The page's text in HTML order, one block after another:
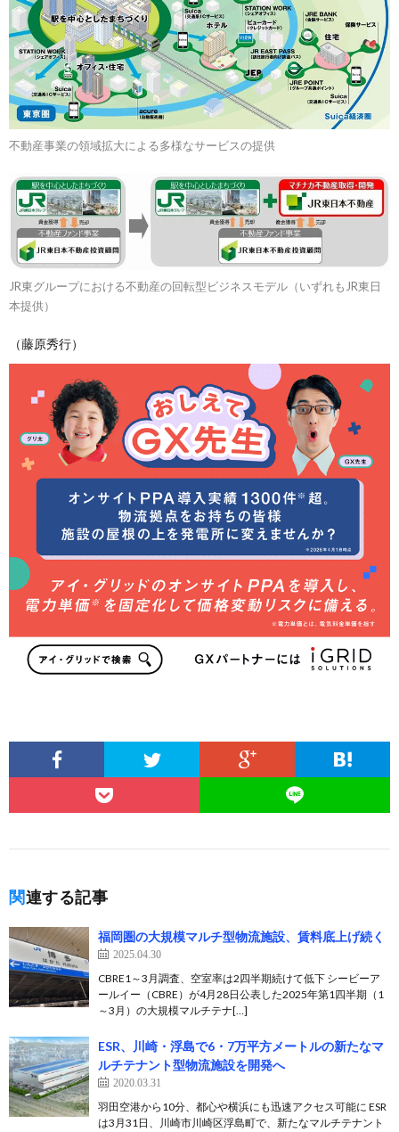
不動産事業の領域拡大による多様なサービスの提供
JR東グループにおける不動産の回転型ビジネスモデル（いずれもJR東日
本提供）
（藤原秀行）
関連する記事
福岡圏の大規模マルチ型物流施設、賃料底上げ続く
2025.04.30
CBRE1～3月調査、空室率は2四半期続けて低下 シービーア
ールイー（CBRE）が4月28日公表した2025年第1四半期（1
～3月）の大規模マルチテナ[…]
ESR、川崎・浮島で6・7万平方メートルの新たなマ
ルチテナント型物流施設を開発へ
2020.03.31
羽田空港から10分、都心や横浜にも迅速アクセス可能に ESR
は3月31日、川崎市川崎区浮島町で、新たなマルチテナント